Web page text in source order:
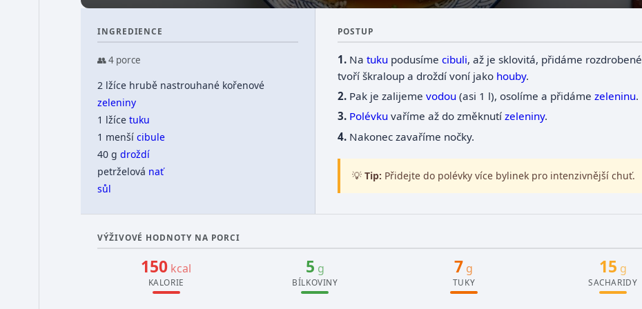
INGREDIENCE
👥 4 porce
2 lžíce hrubě nastrouhané kořenové
zeleniny
1 lžíce tuku
1 menší cibule
40 g droždí
petrželová nať
sůl
POSTUP
Na tuku podusíme cibuli, až je sklovitá, přidáme rozdrobené
tvoří škraloup a droždí voní jako houby.
Pak je zalijeme vodou (asi 1 l), osolíme a přidáme zeleninu.
Polévku vaříme až do změknutí zeleniny.
Nakonec zavaříme nočky.
💡Tip: Přidejte do polévky více bylinek pro intenzivnější chuť.
VÝŽIVOVÉ HODNOTY NA PORCI
150 kcal
KALORIE
5 g
BÍLKOVINY
7 g
TUKY
15 g
SACHARIDY